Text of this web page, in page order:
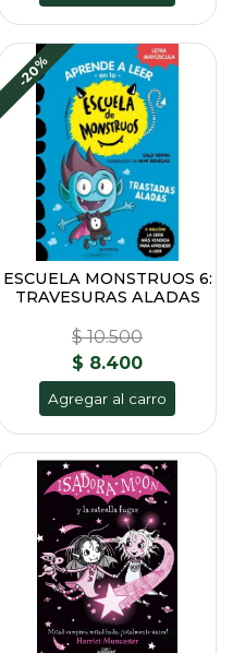
-20%
ESCUELA MONSTRUOS 6:
TRAVESURAS ALADAS
$ 10.500
$ 8.400
Agregar al carro